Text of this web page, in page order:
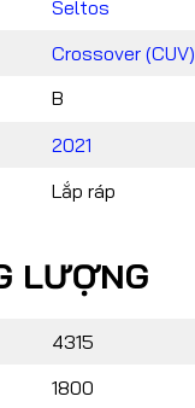
Seltos
Crossover (CUV)
B
2021
Lắp ráp
LƯỢNG
4315
1800